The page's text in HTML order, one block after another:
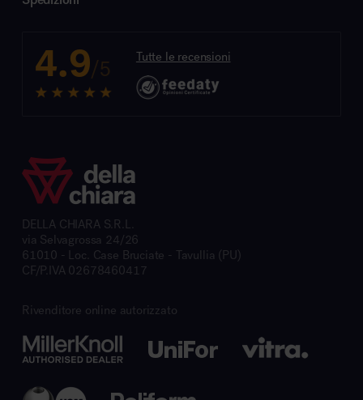
4.9/5 Tutte le recensioni
DELLA CHIARA S.R.L.
via Selvagrossa 24/26
61010 - Loc. Case Bruciate - Tavullia (PU)
CF/P.IVA 02678460417
Rivenditore online autorizzato